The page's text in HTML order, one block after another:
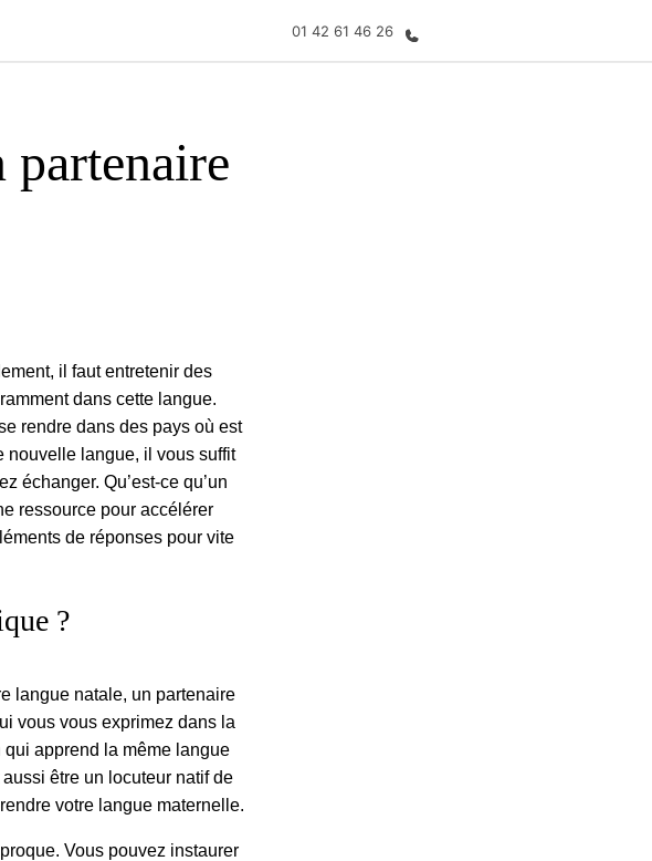
01 42 61 46 26
A propos de nous
Qui sommes-nous ?
il faut entretenir des
dans cette langue.
rendre dans des pays où est
nouvelle langue, il vous suffit
échanger. Qu’est-ce qu’un
ressource pour accélérer
de réponses pour vite
?
langue natale, un partenaire
vous vous exprimez dans la
qui apprend la même langue
être un locuteur natif de
votre langue maternelle.
Vous pouvez instaurer